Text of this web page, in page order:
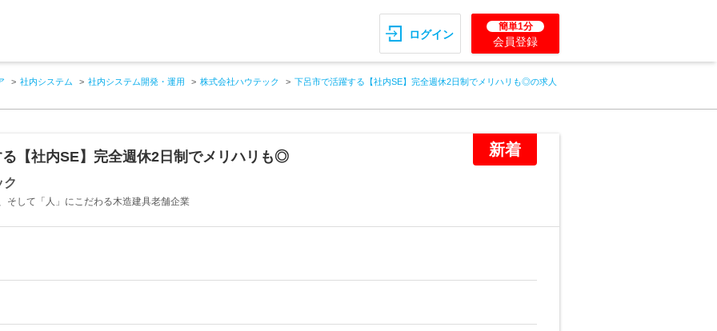
ログイン
簡単1分
会員登録
社内システム 社内システム開発・運用 株式会社ハウテック 下呂市で活躍する【社内SE】完全週休2日制でメリハリも◎の求人
新着
【社内SE】完全週休2日制でメリハリも◎
ク
そして「人」にこだわる木造建具老舗企業